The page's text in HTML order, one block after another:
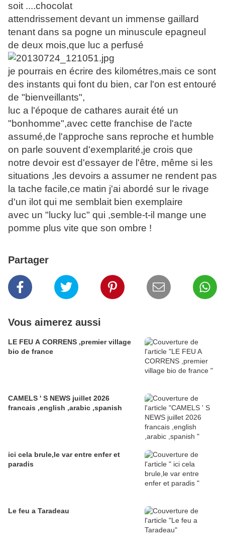
soit ....chocolat
attendrissement devant un immense gaillard
tenant dans sa pogne un minuscule epagneul
de deux mois,que luc a perfusé
je pourrais en écrire des kilométres,mais ce sont
des instants qui font du bien, car l'on est entouré
de "bienveillants",
luc a l'époque de cathares aurait été un
"bonhomme",avec cette franchise de l'acte
assumé,de l'approche sans reproche et humble
on parle souvent d'exemplarité,je crois que
notre devoir est d'essayer de l'être, même si les
situations ,les devoirs a assumer ne rendent pas
la tache facile,ce matin j'ai abordé sur le rivage
d'un ilot qui me semblait bien exemplaire
avec un "lucky luc" qui ,semble-t-il mange une
pomme plus vite que son ombre !
Partager
Vous aimerez aussi
LE FEU A CORRENS ,premier village
bio de france
CAMELS ' S NEWS juillet 2026
francais ,english ,arabic ,spanish
ici cela brule,le var entre enfer et
paradis
Le feu a Taradeau